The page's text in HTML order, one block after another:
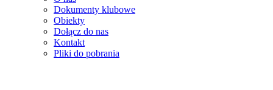
Dokumenty klubowe
Obiekty
Dołącz do nas
Kontakt
Pliki do pobrania